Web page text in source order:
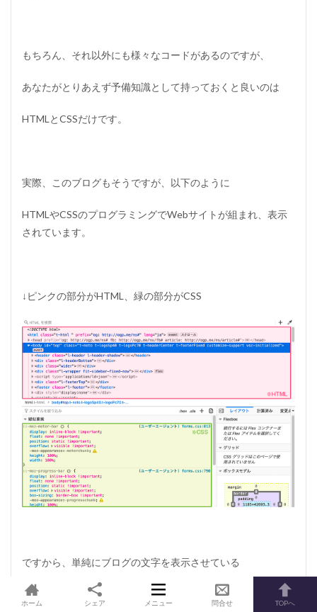
もちろん、それ以外にも様々なコードがあるのですが、
あなたがとりあえず予備知識として持っておくと良いのは
HTMLとCSSだけです。
実際、このブログもそうですが、以下のように
HTMLやCSSのプログラミングでWebサイトが組まれ、表示
されています。
↓ピンクの部分がHTML、緑の部分がCSS
ですから、単純にブログの文字を表示させている
文字情報というのが、HTMLコードで、
ホーム シェア メニュー 問合せ TOPへ